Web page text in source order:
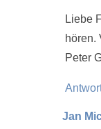
Liebe
hören.
Peter
Jan